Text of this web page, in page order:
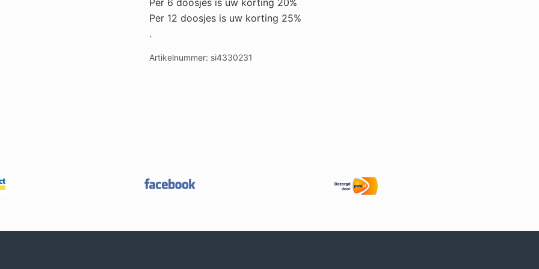
Per 6 doosjes is uw korting 20%
Per 12 doosjes is uw korting 25%
.
Artikelnummer: si4330231